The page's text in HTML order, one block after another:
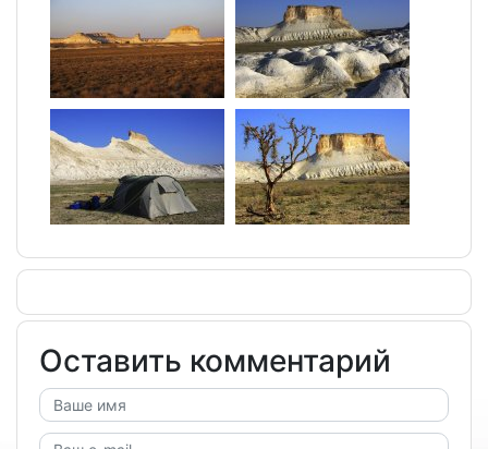
Оставить комментарий